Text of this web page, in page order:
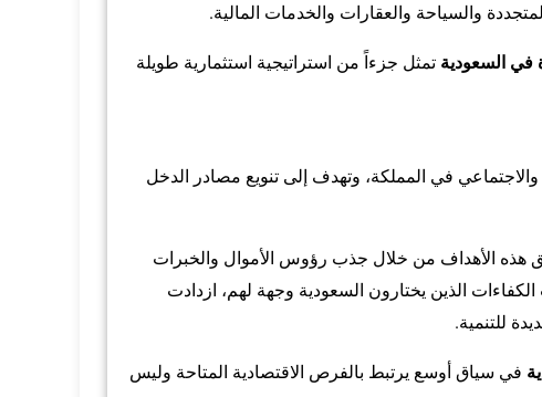
والسياحة والعقارات والخدمات المالية.
في السعودية تمثل جزءاً من استراتيجية استثمارية طويلة
الاقتصادي والاجتماعي في المملكة، وتهدف إلى تنويع مصادر الدخل
هذه الأهداف من خلال جذب رؤوس الأموال والخبرات
الذين يختارون السعودية وجهة لهم، ازدادت
للتنمية.
في سياق أوسع يرتبط بالفرص الاقتصادية المتاحة وليس